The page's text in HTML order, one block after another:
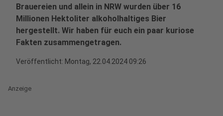
Brauereien und allein in NRW wurden über 16
Millionen Hektoliter alkoholhaltiges Bier
hergestellt. Wir haben für euch ein paar kuriose
Fakten zusammengetragen.
Veröffentlicht: Montag, 22.04.2024 09:26
Anzeige